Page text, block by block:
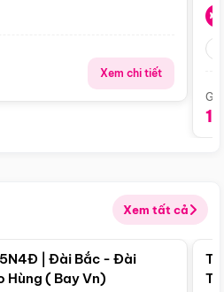
Xem chi tiết
Xem tất cả
Điểm nổi bật
| Đài Bắc - Đài
Hùng ( Bay Vn)